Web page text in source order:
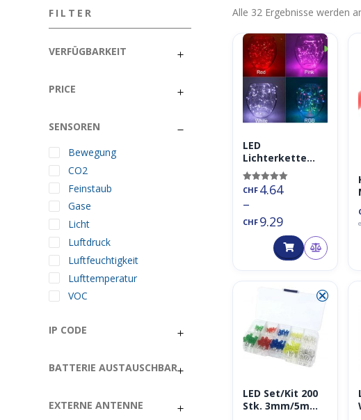
FILTER
VERFÜGBARKEIT
PRICE
SENSOREN
Bewegung
CO2
Feinstaub
Gase
Licht
Luftdruck
Luftfeuchtigkeit
Lufttemperatur
VOC
IP CODE
BATTERIE AUSTAUSCHBAR
EXTERNE ANTENNE
Alle 32 Ergebnisse werden
◑
LED
Lichterkette
Weihnachtslicht
er Draht 10m
warmweiss
Party (USB,
Batterie,
rot/pink/blau/ge
lb/grün/farbig)
Bewertet mit
von 5
CHF 4.64
–
CHF 9.29
⮿
LED Set/Kit 200
Stk. 3mm/5mm